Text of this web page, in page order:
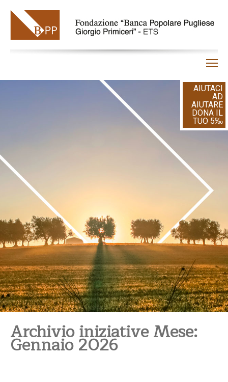
Fai una donazione
Proponi il tuo progetto
Contatti
AIUTACI
AD
AIUTARE
DONA IL
TUO 5‰
Archivio iniziative Mese:
Gennaio 2026